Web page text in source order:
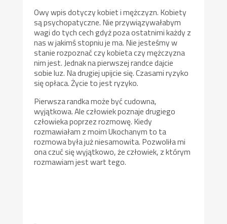
Owy wpis dotyczy kobiet i mężczyzn. Kobiety
są psychopatyczne. Nie przywiązywałabym
wagi do tych cech gdyż poza ostatnimi każdy z
nas w jakimś stopniu je ma. Nie jesteśmy w
stanie rozpoznać czy kobieta czy mężczyzna
nim jest. Jednak na pierwszej randce dajcie
sobie luz. Na drugiej upijcie się. Czasami ryzyko
się opłaca. Życie to jest ryzyko.
Pierwsza randka może być cudowna,
wyjątkowa. Ale człowiek poznaje drugiego
człowieka poprzez rozmowę. Kiedy
rozmawiałam z moim Ukochanym to ta
rozmowa była już niesamowita. Pozwoliła mi
ona czuć się wyjątkowo, że człowiek, z którym
rozmawiam jest wart tego.